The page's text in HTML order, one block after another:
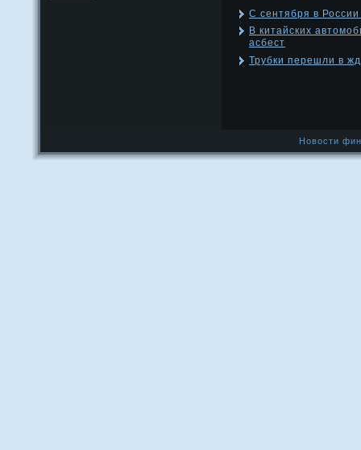
C сентября в
В китайских
асбест
Трубки перешли в
Новости